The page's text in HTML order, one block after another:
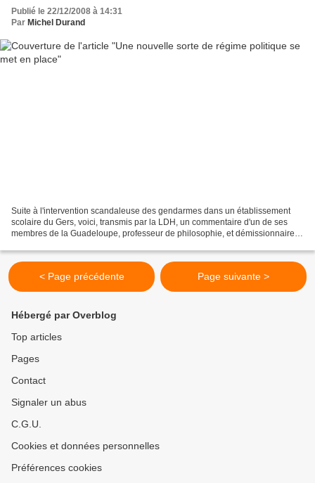
Publié le 22/12/2008 à 14:31
Par Michel Durand
Suite à l'intervention scandaleuse des gendarmes dans un établissement
scolaire du Gers, voici, transmis par la LDH, un commentaire d'un de ses
membres de la Guadeloupe, professeur de philosophie, et démissionnaire
< Page précédente Page suivante >
Hébergé par Overblog
Top articles
Pages
Contact
Signaler un abus
C.G.U.
Cookies et données personnelles
Préférences cookies